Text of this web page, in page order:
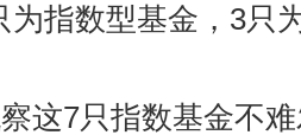
为指数型基金，3只
7只指数基金不难